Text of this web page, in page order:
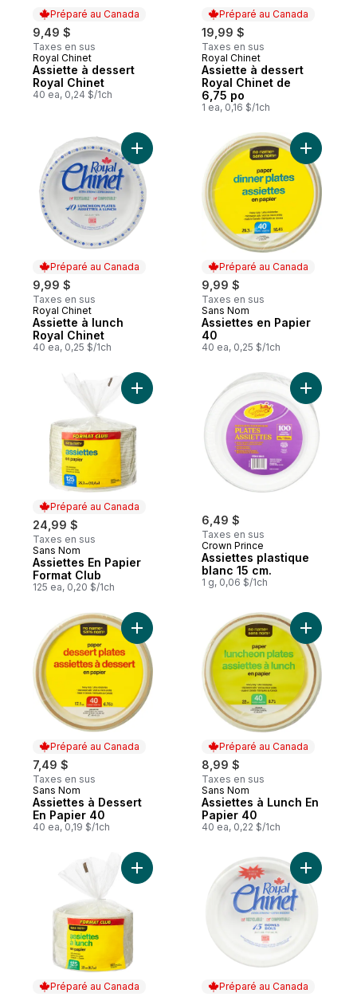
Préparé au Canada
9,49 $
Taxes en sus
Préparé au Canada
Royal Chinet
Assiette à dessert
Royal Chinet
40 ea, 0,24 $/1ch
Préparé au Canada
19,99 $
Taxes en sus
Préparé au Canada
Royal Chinet
Assiette à dessert
Royal Chinet de
6,75 po
1 ea, 0,16 $/1ch
Préparé au Canada
9,99 $
Taxes en sus
Préparé au Canada
Royal Chinet
Assiette à lunch
Royal Chinet
40 ea, 0,25 $/1ch
Ajouter Assiette à lunch Royal Chinet au
Préparé au Canada
9,99 $
Taxes en sus
Préparé au Canada
Sans Nom
Assiettes en Papier
40
40 ea, 0,25 $/1ch
Ajouter
Préparé au Canada
24,99 $
Taxes en sus
Préparé au Canada
Sans Nom
Assiettes En Papier
Format Club
125 ea, 0,20 $/1ch
Ajouter Assiettes En Papier Format Club
6,49 $
Taxes en sus
Crown Prince
Assiettes plastique
blanc 15 cm.
1 g, 0,06 $/1ch
Ajouter
Préparé au Canada
7,49 $
Taxes en sus
Préparé au Canada
Sans Nom
Assiettes à Dessert
En Papier 40
40 ea, 0,19 $/1ch
Ajouter Assiettes à Dessert En Papier 40
Préparé au Canada
8,99 $
Taxes en sus
Préparé au Canada
Sans Nom
Assiettes à Lunch En
Papier 40
40 ea, 0,22 $/1ch
Ajouter
Préparé au Canada
Ajouter Assiettes à Lunch En Papier
Préparé au Canada
Ajouter